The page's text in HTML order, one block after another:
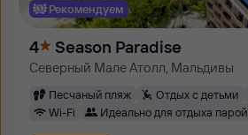
Рекомендуем
4 Season Paradise
Северный Мале Атолл, Мальдивы
Песчаный пляж Отдых с детьми
Wi-Fi
Идеально для отдыха парой